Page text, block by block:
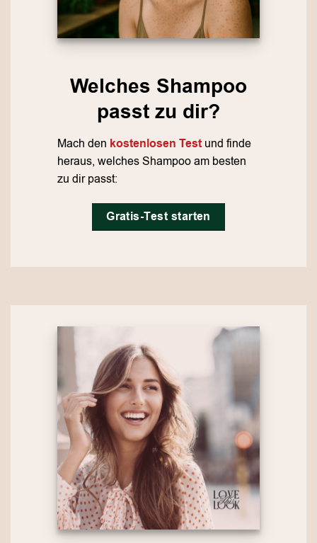
Welches Shampoo
passt zu dir?
Mach den kostenlosen Testund finde
heraus, welches Shampoo am besten
zu dir passt:
Gratis-Test starten